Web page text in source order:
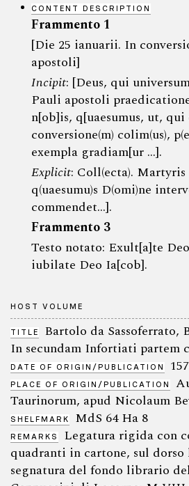
CONTENT DESCRIPTION
Frammento 1
[Die 25 ianuarii. In
apostoli]
Incipit: [Deus, qui
Pauli apostoli
n[ob]is, q[uaesumus, ut,
conversione(m) colim(us),
exempla gradiam[ur ...].
Explicit: Coll(ecta).
q(uaesumu)s D(omi)ne
commendet...].
Frammento 3
Testo notato: Exult[a]te
iubilate Deo Ia[cob].
HOST VOLUME
TITLE
Bartolo da Sassoferrato,
In secundam Infortiati partem
DATE OF ORIGIN/PUBLICATION
PLACE OF ORIGIN/PUBLICATION
Taurinorum, apud Nicolaum
SHELFMARK MdS 64 Ha 8
REMARKS
Legatura rigida con
quadranti in cartone, sul dorso
segnatura del fondo librario